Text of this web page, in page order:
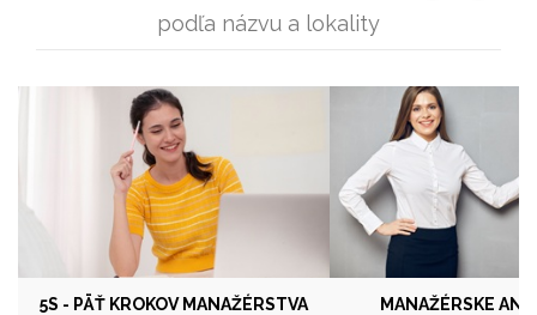
podľa názvu a lokality
5S - PÄŤ KROKOV MANAŽÉRSTVA
MANAŽÉRSKE